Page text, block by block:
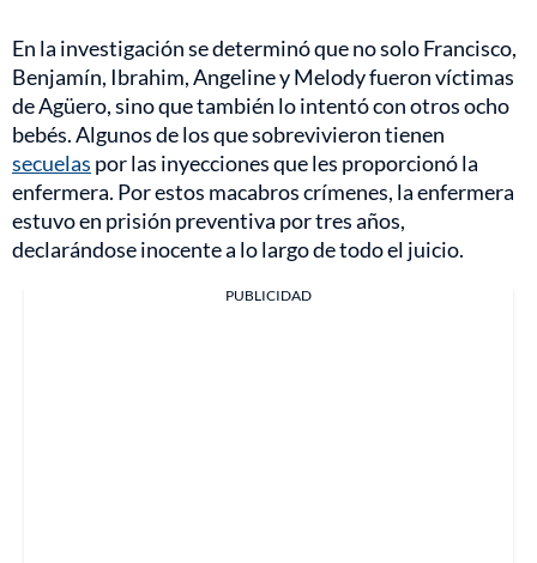
En la investigación se determinó que no solo Francisco,
Benjamín, Ibrahim, Angeline y Melody fueron víctimas
de Agüero, sino que también lo intentó con otros ocho
bebés. Algunos de los que sobrevivieron tienen
secuelas por las inyecciones que les proporcionó la
enfermera. Por estos macabros crímenes, la enfermera
estuvo en prisión preventiva por tres años,
declarándose inocente a lo largo de todo el juicio.
PUBLICIDAD